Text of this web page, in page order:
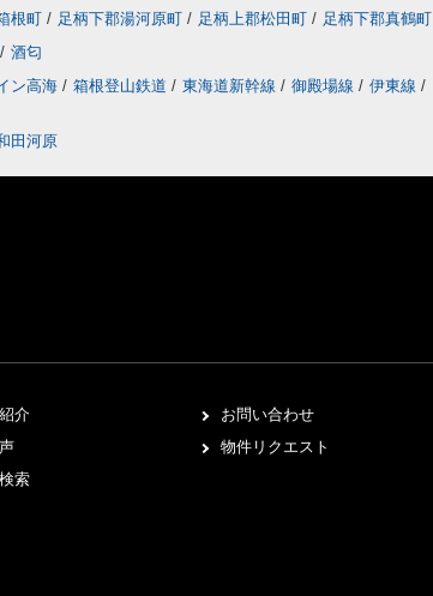
根町 / 足柄下郡湯河原町 / 足柄上郡松田町 / 足柄下郡真鶴町
/ 酒匂
ン高海 / 箱根登山鉄道 / 東海道新幹線 / 御殿場線 / 伊東線 /
田河原
介
索
お問い合わせ
物件リクエスト